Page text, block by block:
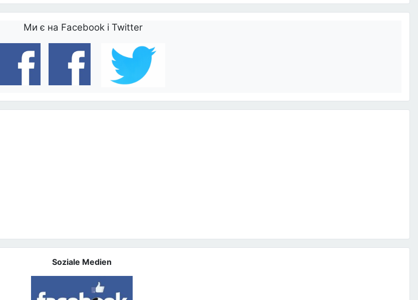
Ми є на Facebook і Twitter
Soziale Medien